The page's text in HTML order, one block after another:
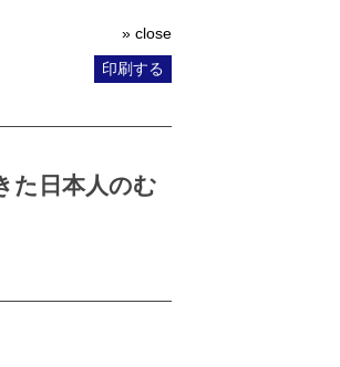
» close
印刷する
た日本人のむ